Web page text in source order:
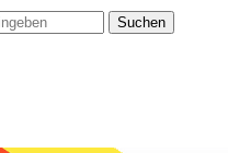
Suchen